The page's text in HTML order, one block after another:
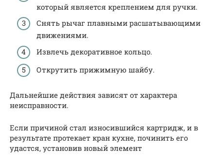
который является креплением для ручки.
Снять рычаг плавными расшатывающими
движениями.
Извлечь декоративное кольцо.
Открутить прижимную шайбу.
Дальнейшие действия зависят от характера
неисправности.
Если причиной стал износившийся картридж, и в
результате протекает кран кухне, починить его
удастся, установив новый элемент